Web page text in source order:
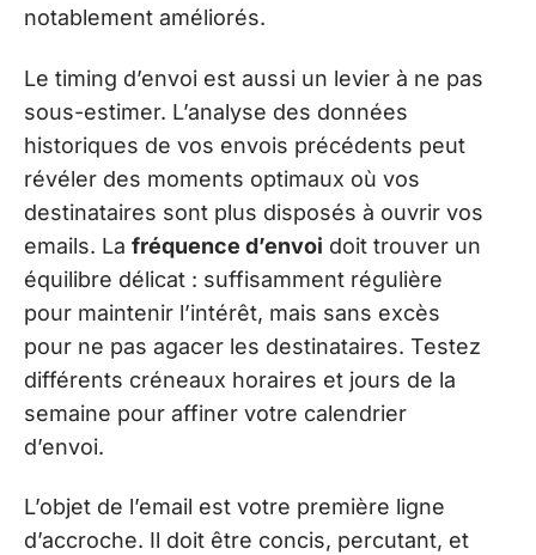
notablement améliorés.
Le timing d’envoi est aussi un levier à ne pas
sous-estimer. L’analyse des données
historiques de vos envois précédents peut
révéler des moments optimaux où vos
destinataires sont plus disposés à ouvrir vos
emails. La fréquence d’envoi doit trouver un
équilibre délicat : suffisamment régulière
pour maintenir l’intérêt, mais sans excès
pour ne pas agacer les destinataires. Testez
différents créneaux horaires et jours de la
semaine pour affiner votre calendrier
d’envoi.
L’objet de l’email est votre première ligne
d’accroche. Il doit être concis, percutant, et